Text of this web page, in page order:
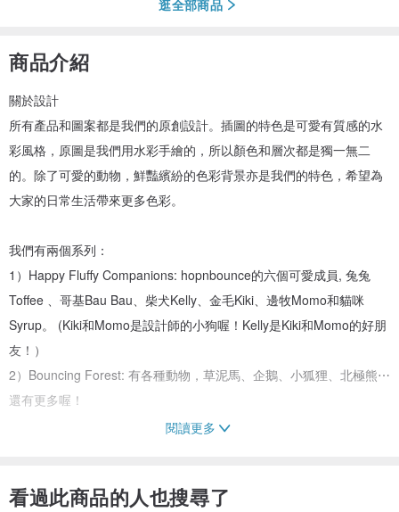
逛全部商品
商品介紹
關於設計
所有產品和圖案都是我們的原創設計。插圖的特色是可愛有質感的水
彩風格，原圖是我們用水彩手繪的，所以顏色和層次都是獨一無二
的。除了可愛的動物，鮮豔繽紛的色彩背景亦是我們的特色，希望為
大家的日常生活帶來更多色彩。
我們有兩個系列：
1）Happy Fluffy Companions: hopnbounce的六個可愛成員, 兔兔
Toffee 、哥基Bau Bau、柴犬Kelly、金毛Kiki、邊牧Momo和貓咪
Syrup。 (Kiki和Momo是設計師的小狗喔！Kelly是Kiki和Momo的好朋
友！）
2）Bouncing Forest: 有各種動物，草泥馬、企鵝、小狐狸、北極熊⋯
還有更多喔！
-尺寸： 圖案長邊為5cm
閱讀更多
看過此商品的人也搜尋了